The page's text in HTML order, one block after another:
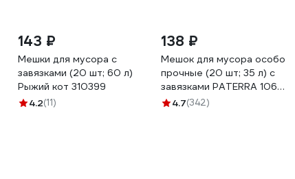
143 ₽
Мешки для мусора с
завязками (20 шт; 60 л)
Рыжий кот 310399
4.2(11)
138 ₽
Мешок для мусора особо
прочные (20 шт; 35 л) с
завязками PATERRA 106-
0424.7(342)